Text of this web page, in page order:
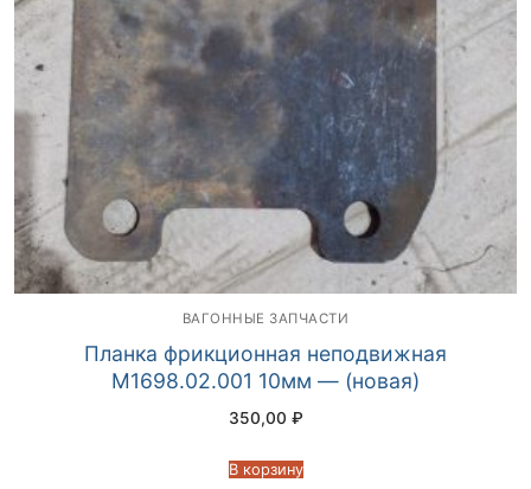
ВАГОННЫЕ ЗАПЧАСТИ
Планка фрикционная неподвижная
М1698.02.001 10мм — (новая)
350,00 ₽
В корзину